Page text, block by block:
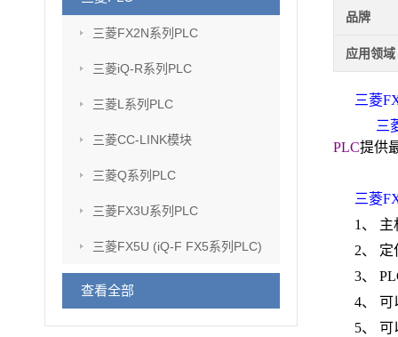
三菱FX2N系列PLC
三菱iQ-R系列PLC
三菱L系列PLC
三菱CC-LINK模块
三菱Q系列PLC
三菱FX3U系列PLC
三菱FX5U (iQ-F FX5系列PLC)
查看全部
品牌
应用领域
三菱
三
PLC提供
三菱
1 、
主
2、
定
3、
4、
可
5、
可